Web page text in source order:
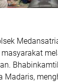
masyarakat
Madaris,